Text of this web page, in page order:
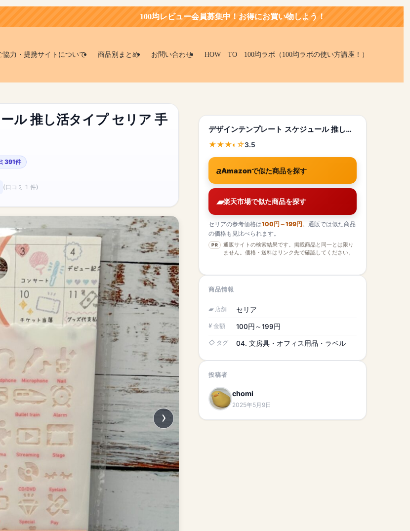
100均レビュー会員募集中！お得にお買い物しよう！
協力・提携サイトについて 商品別まとめ お問い合わせ HOW TO 100均ラボ（100均ラボの使い方講座！）
ル 推し活タイプ セリア 手
391件
(口コミ 1 件)
デザインテンプレート スケジュール 推し…
3.5
Amazonで似た商品を探す
楽天市場で似た商品を探す
セリアの参考価格は100円～199円 。通販では似た商品
の価格も見比べられます。
PR
通販サイトの検索結果です。掲載商品と同一とは限り
ません。価格・送料はリンク先で確認してください。
商品情報
店舗 セリア
金額 100円～199円
タグ 04. 文房具・オフィス用品・ラベル
投稿者
chomi
2025年5月9日